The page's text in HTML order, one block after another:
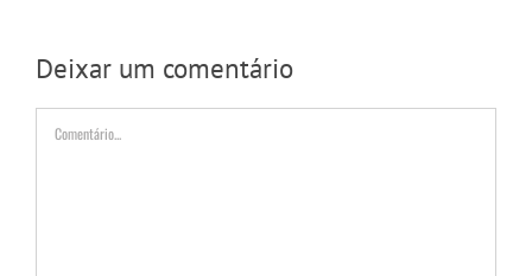
Deixar um comentário
Comentário